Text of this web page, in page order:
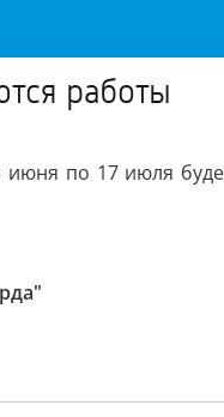
работы
по 17 июля